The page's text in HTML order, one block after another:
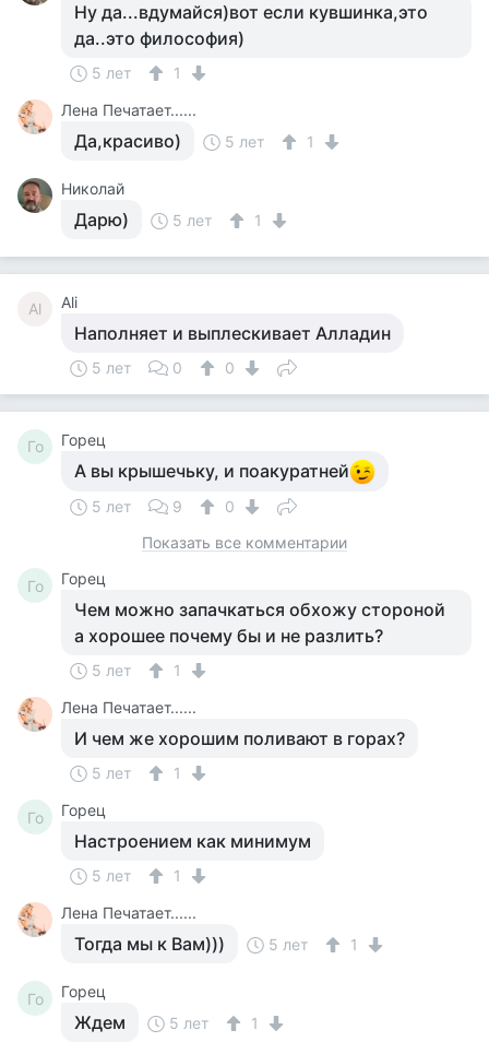
Ну да...вдумайся)вот если кувшинка,это
да..это философия)
5 лет
1
Лена Печатает......
Да,красиво) 5 лет 1
Николай
Дарю) 5 лет 1
Al Ali
Наполняет и выплескивает Алладин
5 лет 0 0
Го Горец
А вы крышечьку, и поакуратней
5 лет 9
0
Показать все комментарии
Го Горец
Чем можно запачкаться обхожу стороной
а хорошее почему бы и не разлить?
5 лет
1
Лена Печатает......
И чем же хорошим поливают в горах?
5 лет 1
Го Горец
Настроением как минимум
5 лет
1
Лена Печатает......
Тогда мы к Вам))) 5 лет 1
Го Горец
Ждем 5 лет 1